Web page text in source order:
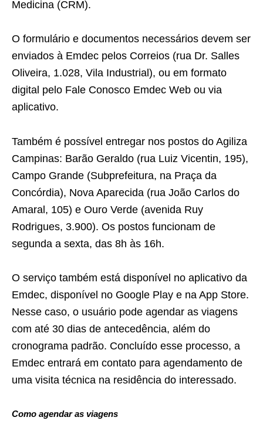
Medicina (CRM).
O formulário e documentos necessários devem ser
enviados à Emdec pelos Correios (rua Dr. Salles
Oliveira, 1.028, Vila Industrial), ou em formato
digital pelo Fale Conosco Emdec Web ou via
aplicativo.
Também é possível entregar nos postos do Agiliza
Campinas: Barão Geraldo (rua Luiz Vicentin, 195),
Campo Grande (Subprefeitura, na Praça da
Concórdia), Nova Aparecida (rua João Carlos do
Amaral, 105) e Ouro Verde (avenida Ruy
Rodrigues, 3.900). Os postos funcionam de
segunda a sexta, das 8h às 16h.
O serviço também está disponível no aplicativo da
Emdec, disponível no Google Play e na App Store.
Nesse caso, o usuário pode agendar as viagens
com até 30 dias de antecedência, além do
cronograma padrão. Concluído esse processo, a
Emdec entrará em contato para agendamento de
uma visita técnica na residência do interessado.
Como agendar as viagens